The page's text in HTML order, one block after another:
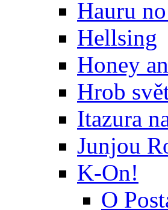
Hauru
Hellsing
Honey
Hrob
Itazura
Junjou
K-On!
O